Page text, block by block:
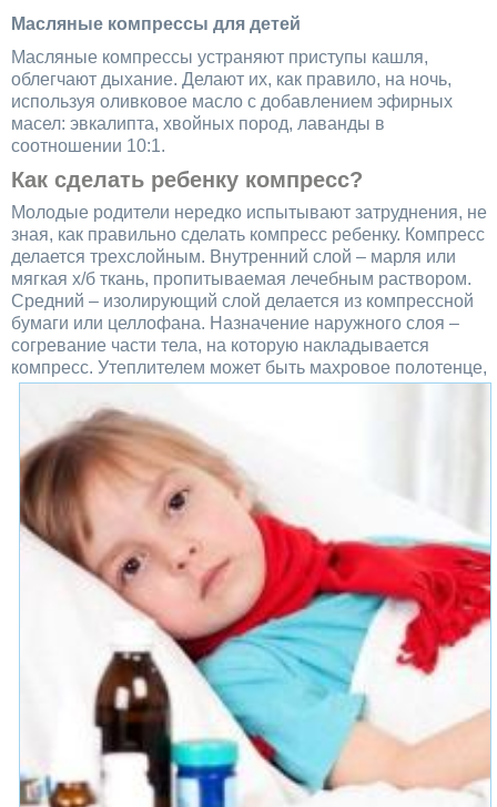
Масляные компрессы для детей
Масляные компрессы устраняют приступы кашля,
облегчают дыхание. Делают их, как правило, на ночь,
используя оливковое масло с добавлением эфирных
масел: эвкалипта, хвойных пород, лаванды в
соотношении 10:1.
Как сделать ребенку компресс?
Молодые родители нередко испытывают затруднения, не
зная, как правильно сделать компресс ребенку. Компресс
делается трехслойным. Внутренний слой – марля или
мягкая х/б ткань, пропитываемая лечебным раствором.
Средний – изолирующий слой делается из компрессной
бумаги или целлофана. Назначение наружного слоя –
согревание части тела, на которую накладывается
компресс. Утеплителем может быть махровое полотенце,